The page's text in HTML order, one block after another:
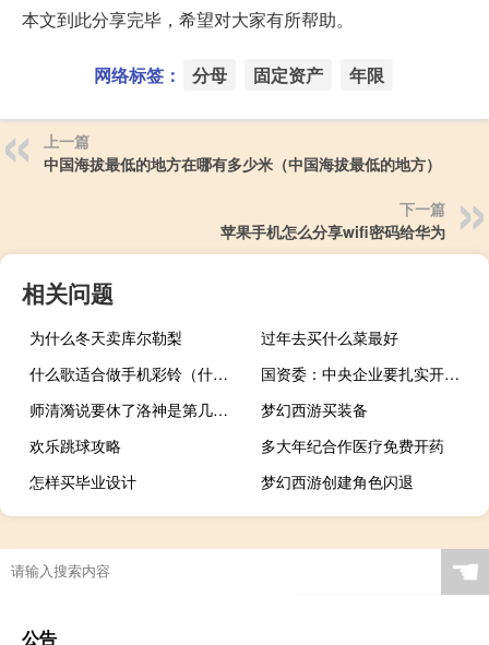
本文到此分享完毕，希望对大家有所帮助。
网络标签： 分母 固定资产 年限
上一篇
中国海拔最低的地方在哪有多少米（中国海拔最低的地方）
下一篇
苹果手机怎么分享wifi密码给华为
相关问题
为什么冬天卖库尔勒梨
过年去买什么菜最好
什么歌适合做手机彩铃（什么歌适合做手机铃声）
国资委：中央企业要扎实开展清欠行动
师清漪说要休了洛神是第几章（师清漪）
梦幻西游买装备
欢乐跳球攻略
多大年纪合作医疗免费开药
怎样买毕业设计
梦幻西游创建角色闪退
☚
公告